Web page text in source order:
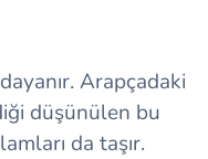
Arapçadaki
da taşır.